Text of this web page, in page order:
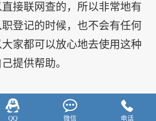
接联网查的，所以非常地有
登记的时候，也不会有任何
家都可以放心地去使用这种
提供帮助。

QQ

微信

电话